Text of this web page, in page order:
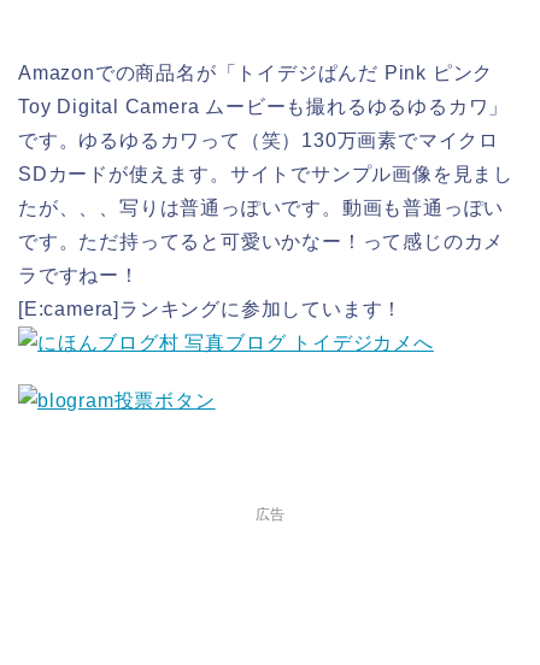
Amazonでの商品名が「トイデジぱんだ Pink ピンク
Toy Digital Camera ムービーも撮れるゆるゆるカワ」
です。ゆるゆるカワって（笑）130万画素でマイクロ
SDカードが使えます。サイトでサンプル画像を見まし
たが、、、写りは普通っぽいです。動画も普通っぽい
です。ただ持ってると可愛いかなー！って感じのカメ
ラですねー！
[E:camera]ランキングに参加しています！
広告